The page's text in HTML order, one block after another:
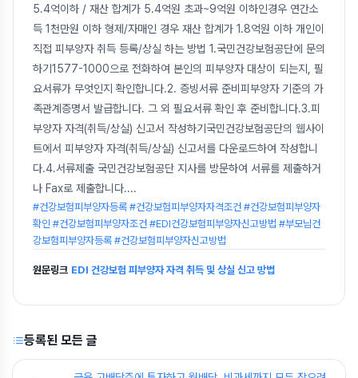
5.4억이하 / 재산 합계가 5.4억원 초과~9억원 이하인경우 연간소
득 1천만원 이하 형제/자매인 경우 재산 합계가 1.8억원 이하 개인이
직접 피부양자 취득 등록/상실 하는 방법 1.국민건강보험공단에 문의
하기1577-1000으로 전화하여 본인의 피부양자 대상이 되는지, 필
요서류가 무엇인지 확인합니다.2. 증빙서류 준비피부양자 기준의 가
족관계증명서 발급합니다. 그 외 필요서류 확인 후 준비합니다.3.피
부양자 자격(취득/상실) 신고서 작성하기국민건강보험공단의 웹사이
트에서 피부양자 자격(취득/상실) 신고서를 다운로드하여 작성합니
다.4.서류제출 국민건강보험공단 지사를 방문하여 서류를 제출하거
나 Fax로 제출합니다....
#건강보험피부양자등록 #건강보험피부양자자격조건 #건강보험피부양자
확인 #건강보험피부양자조건 #EDI건강보험피부양자신고방법 #부모님건
강보험피부양자등록 #건강보험피부양자신고방법
원문링크 EDI 건강보험 피부양자 자격 취득 및 상실 신고 방법
등록된 모든 글